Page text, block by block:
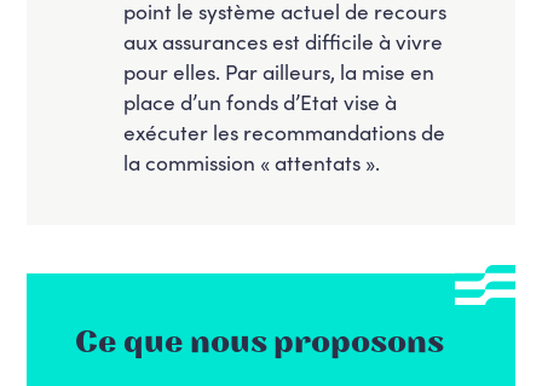
point le système actuel de recours
aux assurances est difficile à vivre
pour elles. Par ailleurs, la mise en
place d’un fonds d’Etat vise à
exécuter les recommandations de
la commission « attentats ».
Ce que nous proposons